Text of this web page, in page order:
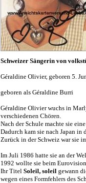
Schweizer Sängerin von
Géraldine Olivier, geboren 5.
geboren als Géraldine Burri
Géraldine Olivier wuchs in
verschiedenen Chören.
Nach der Schule machte sie
Dadurch kam sie nach Japan in
Zurück in der Schweiz war sie
Im Juli 1986 hatte sie an der
1992 wollte sie beim
Ihr Titel Soleil, soleil gewann
wegen eines Formfehlers des